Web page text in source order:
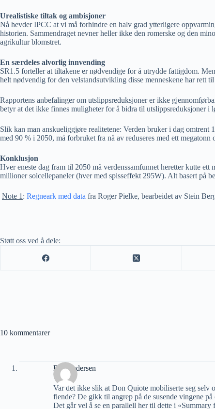
Urealistiske tiltak og ambisjoner
Nå hevder IPCC at vi må forhindre en halv grad ytterligere
historien. Sammendraget nevner heller ikke den romerske og den
agrikultur blomstret.
En særdeles alvorlig innvending
SR1.5 forteller at tiltakene er nødvendige for å utrydde fattigdom.
helt nødvendig for den velstandsutvikling disse menneskene har rett
Rapportens anbefalinger om utslippsreduksjoner er ikke
betyr at det ikke finnes muligheter for å bidra til utslippsreduksjoner i
Slik kan man anskueliggjøre realitetene: Verden bruker i dag
med 90 % i 2050, må forbruket fra nå av reduseres med ett
Konklusjon
Hver eneste dag fram til 2050 må verdenssamfunnet heretter kutte
millioner solcellepaneler (hver med spisseffekt 295W). Alt basert på
Note 1 : Regneark med data fra Roger Pielke, bearbeidet av Stein
Støtt oss ved å dele:
10 kommentarer
Erik Pedersen
Var det ikke slik at Don Quiote mobiliserte seg selv
fiende? De gikk til angrep på de susende vingene
Det går vel å se en parallell her til dette i